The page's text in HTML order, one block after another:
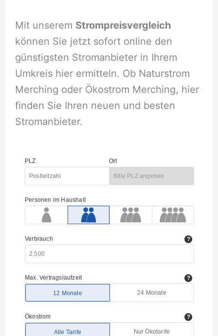
Mit unserem Strompreisvergleich
können Sie jetzt sofort online den
günstigsten Stromanbieter in Ihrem
Umkreis hier ermitteln. Ob Naturstrom
Merching oder Ökostrom Merching, hier
finden Sie Ihren neuen und besten
Stromanbieter.